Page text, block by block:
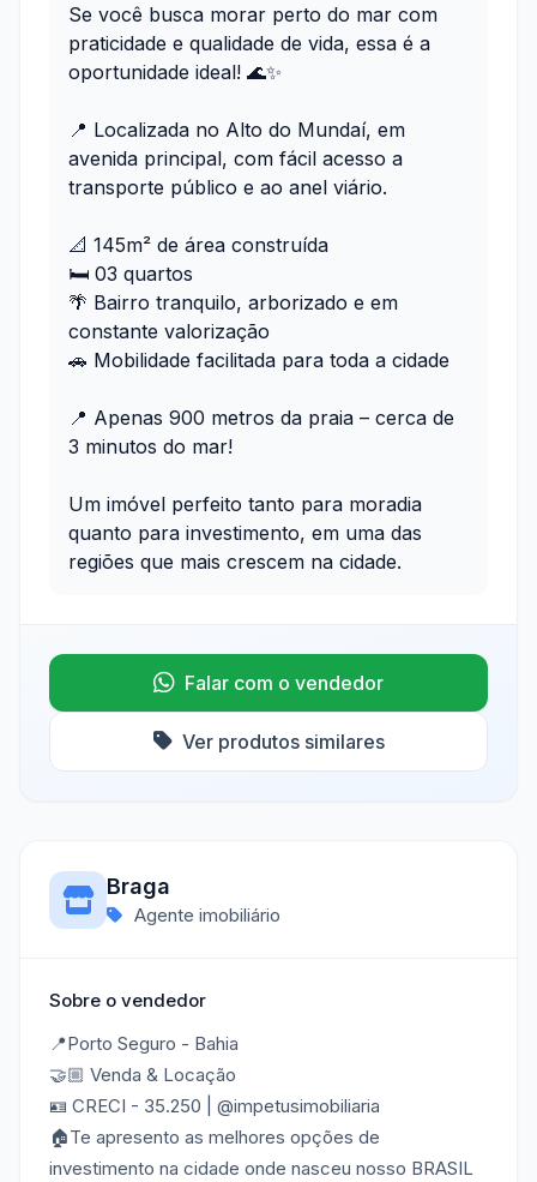
Se você busca morar perto do mar com
praticidade e qualidade de vida, essa é a
oportunidade ideal! 🌊✨
📍 Localizada no Alto do Mundaí, em
avenida principal, com fácil acesso a
transporte público e ao anel viário.
📐 145m² de área construída
🛏️ 03 quartos
🌴 Bairro tranquilo, arborizado e em
constante valorização
🚗 Mobilidade facilitada para toda a cidade
📍 Apenas 900 metros da praia – cerca de
3 minutos do mar!
Um imóvel perfeito tanto para moradia
quanto para investimento, em uma das
regiões que mais crescem na cidade.
Falar com o vendedor
Ver produtos similares
Braga
Agente imobiliário
Sobre o vendedor
📍Porto Seguro - Bahia
🤝🏼 Venda & Locação
🪪 CRECI - 35.250 | @impetusimobiliaria
🏠Te apresento as melhores opções de
investimento na cidade onde nasceu nosso BRASIL